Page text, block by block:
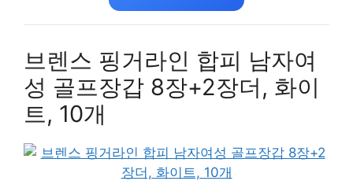
브렌스 핑거라인 합피 남자여
성 골프장갑 8장+2장더, 화이
트, 10개